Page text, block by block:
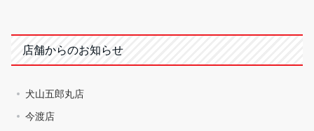
店舗からのお知らせ
犬山五郎丸店
今渡店